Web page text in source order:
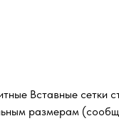
Вставные сетки
размерам